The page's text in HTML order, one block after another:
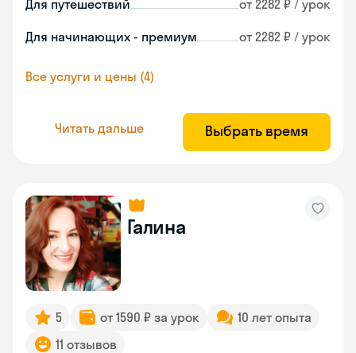
Для путешествий от 2282 ₽ / урок
Для начинающих - премиум от 2282 ₽ / урок
Все услуги и цены (4)
Читать дальше Выбрать время
Галина
5 от 1590 ₽ за урок
10 лет опыта
11 отзывов